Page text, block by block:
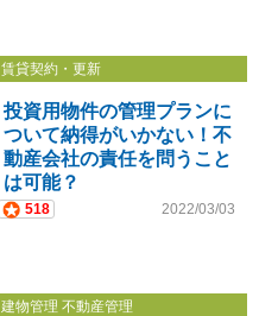
賃貸契約・更新
投資用物件の管理プランに
ついて納得がいかない！不
動産会社の責任を問うこと
は可能？
518 2022/03/03
建物管理 不動産管理